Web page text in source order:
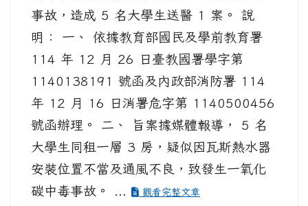
事故，造成 5 名大學生送醫 1 案。 說
明： 一、 依據教育部國民及學前教育署
114 年 12 月 26 日臺教國署學字第
1140138191 號函及內政部消防署 114
年 12 月 16 日消署危字第 1140500456
號函辦理。 二、 旨案據媒體報導， 5 名
大學生同租一層 3 房，疑似因瓦斯熱水器
安裝位置不當及通風不良，致發生一氧化
碳中毒事故。 ...
觀看完整文章